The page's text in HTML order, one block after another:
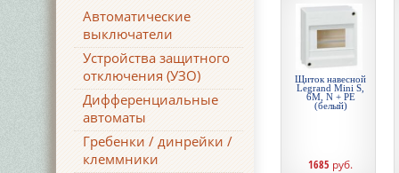
Автоматические
выключатели
Устройства защитного
отключения (УЗО)
Дифференциальные
автоматы
Гребенки / динрейки /
клеммники
Щиток навесной
Legrand Mini S,
6М, N + PE
(белый)
1685 руб.